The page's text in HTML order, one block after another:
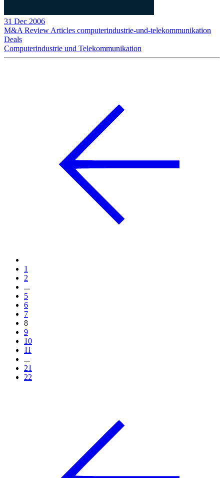
31 Dec 2006
M&A Review Articles computerindustrie-und-telekommunikation
Deals
Computerindustrie und Telekommunikation
1
2
...
5
6
7
8
9
10
11
...
21
22